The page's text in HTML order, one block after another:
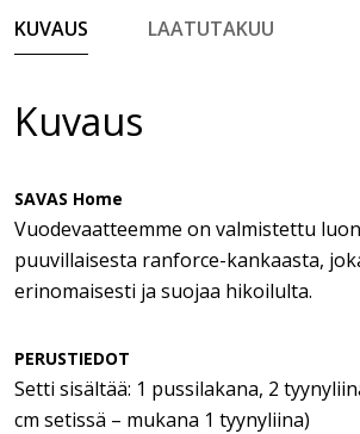
KUVAUS LAATUTAKUU
Kuvaus
SAVAS Home
Vuodevaatteemme on valmistettu
puuvillaisesta ranforce-kankaasta,
erinomaisesti ja suojaa hikoilulta.
PERUSTIEDOT
Setti sisältää: 1 pussilakana, 2
cm setissä – mukana 1 tyynyliina)